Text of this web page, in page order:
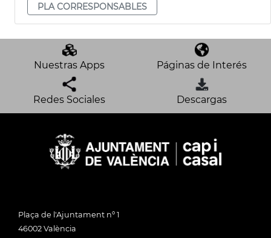
PLA CORRESPONSABLES
Nuestras Apps Páginas de Interés
Redes Sociales Descargas
Plaça de l'Ajuntament nº 1
46002 València